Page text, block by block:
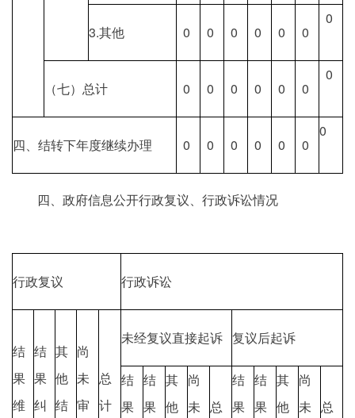
3.其他 0 0 0 0 0 0
0
（七）总计 0 0 0 0 0 0
0
四、结转下年度继续办理 0 0 0 0 0 0
0
四、政府信息公开行政复议、行政诉讼情况
行政复议 行政诉讼
结
果
维
结
果
纠
其
他
结
尚
未
审
总
计
未经复议直接起诉 复议后起诉
结
果
结
果
其
他
尚
未 总
结
果
结
果
其
他
尚
未 总